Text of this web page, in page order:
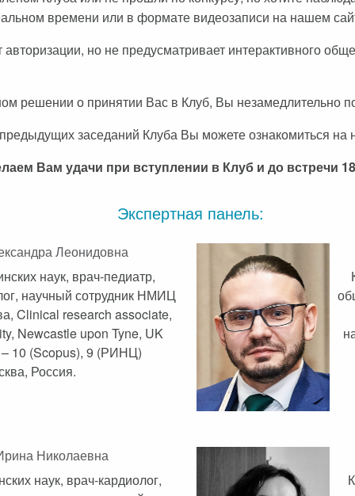
времени или в формате видеозаписи на нашем
но не предусматривает интерактивного
решении о принятии Вас в Клуб, Вы незамедлительно
заседаний Клуба Вы можете ознакомиться на
Вам удачи при вступлении в Клуб и до встречи
Экспертная панель:
Леонидовна
наук, врач-педиатр,
научный сотрудник НМИЦ
Clinical research associate,
Newcastle upon Tyne, UK
10 (Scopus), 9 (РИНЦ)
Россия.
Николаевна
наук, врач-кардиолог,